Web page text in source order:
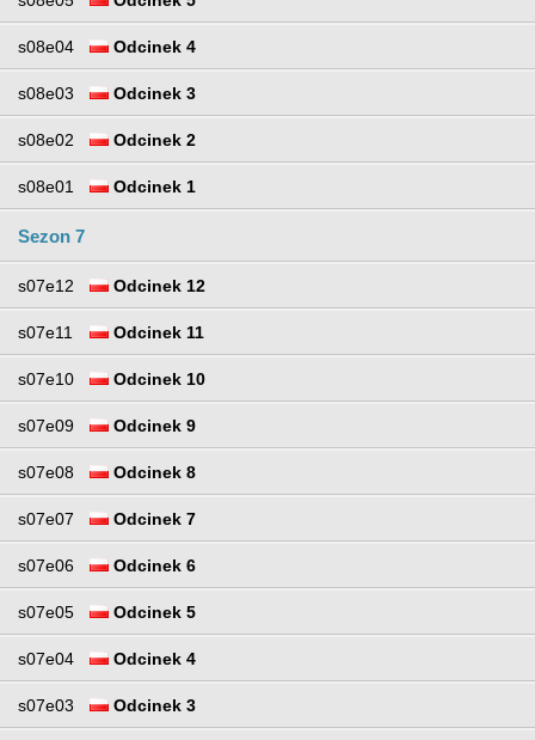
s08e04 Odcinek 4
s08e03 Odcinek 3
s08e02 Odcinek 2
s08e01 Odcinek 1
Sezon 7
s07e12 Odcinek 12
s07e11 Odcinek 11
s07e10 Odcinek 10
s07e09 Odcinek 9
s07e08 Odcinek 8
s07e07 Odcinek 7
s07e06 Odcinek 6
s07e05 Odcinek 5
s07e04 Odcinek 4
s07e03 Odcinek 3